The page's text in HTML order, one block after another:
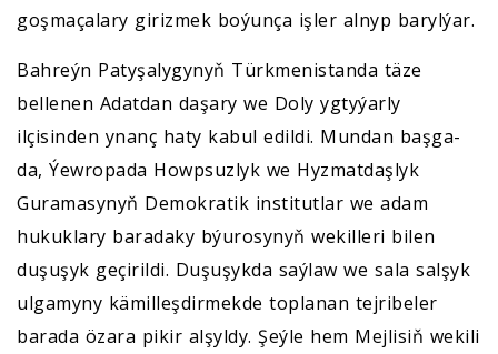
goşmaçalary girizmek boýunça işler alnyp barylýar.
Bahreýn Patyşalygynyň Türkmenistanda täze
bellenen Adatdan daşary we Doly ygtyýarly
ilçisinden ynanç haty kabul edildi. Mundan başga-
da, Ýewropada Howpsuzlyk we Hyzmatdaşlyk
Guramasynyň Demokratik institutlar we adam
hukuklary baradaky býurosynyň wekilleri bilen
duşuşyk geçirildi. Duşuşykda saýlaw we sala salşyk
ulgamyny kämilleşdirmekde toplanan tejribeler
barada özara pikir alşyldy. Şeýle hem Mejlisiň wekili